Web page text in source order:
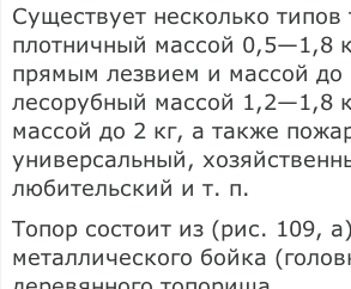
Существует несколько
плотничный массой 0,5—1,8
прямым лезвием и массой до
лесорубный массой 1,2—1,8
массой до 2 кг, а также
универсальный,
любительский и т. п.
Топор состоит из (рис. 109, а)
металлического бойка